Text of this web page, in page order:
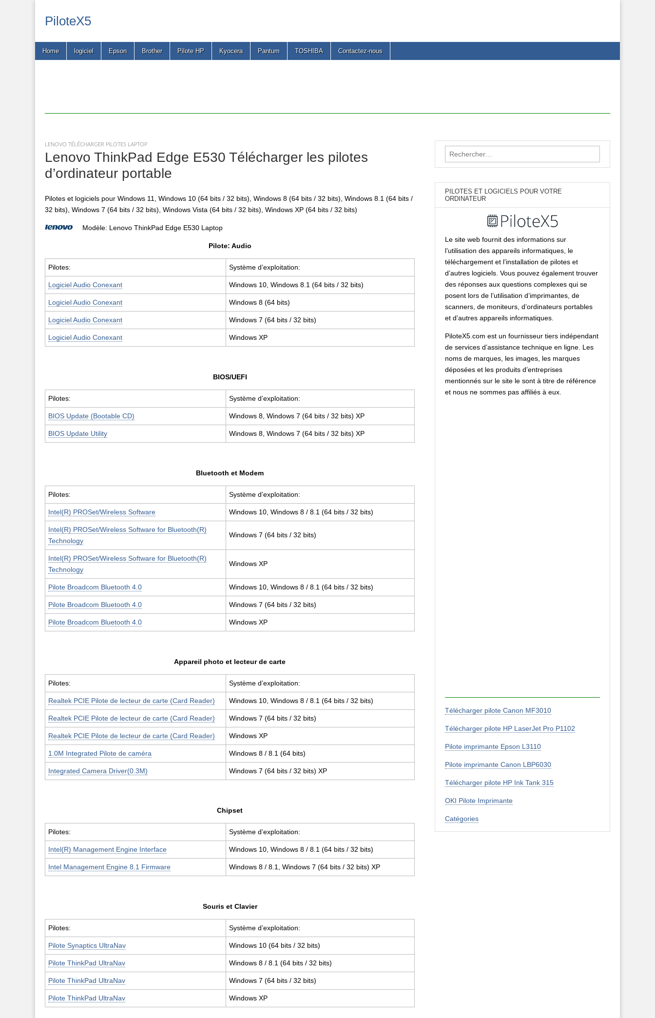
PiloteX5
Main
Skip
Home logiciel Epson Brother Pilote HP Kyocera Pantum TOSHIBA Contactez-nous
LENOVO TÉLÉCHARGER PILOTES LAPTOP
Lenovo ThinkPad Edge E530 Télécharger les pilotes
d’ordinateur portable
Pilotes et logiciels pour Windows 11, Windows 10 (64 bits / 32 bits), Windows 8 (64 bits / 32 bits), Windows 8.1 (64 bits /
32 bits), Windows 7 (64 bits / 32 bits), Windows Vista (64 bits / 32 bits), Windows XP (64 bits / 32 bits)
Modèle: Lenovo ThinkPad Edge E530 Laptop
Pilote: Audio
Pilotes: Système d’exploitation:
Logiciel Audio Conexant Windows 10, Windows 8.1 (64 bits / 32 bits)
Logiciel Audio Conexant Windows 8 (64 bits)
Logiciel Audio Conexant Windows 7 (64 bits / 32 bits)
Logiciel Audio Conexant Windows XP
BIOS/UEFI
Pilotes: Système d’exploitation:
BIOS Update (Bootable CD) Windows 8, Windows 7 (64 bits / 32 bits) XP
BIOS Update Utility Windows 8, Windows 7 (64 bits / 32 bits) XP
Bluetooth et Modem
Pilotes: Système d’exploitation:
Intel(R) PROSet/Wireless Software Windows 10, Windows 8 / 8.1 (64 bits / 32 bits)
Intel(R) PROSet/Wireless Software for Bluetooth(R)
Technology
Windows 7 (64 bits / 32 bits)
Intel(R) PROSet/Wireless Software for Bluetooth(R)
Technology
Windows XP
Pilote Broadcom Bluetooth 4.0 Windows 10, Windows 8 / 8.1 (64 bits / 32 bits)
Pilote Broadcom Bluetooth 4.0 Windows 7 (64 bits / 32 bits)
Pilote Broadcom Bluetooth 4.0 Windows XP
Appareil photo et lecteur de carte
Pilotes: Système d’exploitation:
Realtek PCIE Pilote de lecteur de carte (Card Reader) Windows 10, Windows 8 / 8.1 (64 bits / 32 bits)
Realtek PCIE Pilote de lecteur de carte (Card Reader) Windows 7 (64 bits / 32 bits)
Realtek PCIE Pilote de lecteur de carte (Card Reader) Windows XP
1.0M Integrated Pilote de caméra Windows 8 / 8.1 (64 bits)
Integrated Camera Driver(0.3M) Windows 7 (64 bits / 32 bits) XP
Chipset
Pilotes: Système d’exploitation:
Intel(R) Management Engine Interface Windows 10, Windows 8 / 8.1 (64 bits / 32 bits)
Intel Management Engine 8.1 Firmware Windows 8 / 8.1, Windows 7 (64 bits / 32 bits) XP
Souris et Clavier
Pilotes: Système d’exploitation:
Pilote Synaptics UltraNav Windows 10 (64 bits / 32 bits)
Pilote ThinkPad UltraNav Windows 8 / 8.1 (64 bits / 32 bits)
Pilote ThinkPad UltraNav Windows 7 (64 bits / 32 bits)
Pilote ThinkPad UltraNav Windows XP
Rechercher :
PILOTES ET LOGICIELS POUR VOTRE
ORDINATEUR
Le site web fournit des informations sur
l’utilisation des appareils informatiques, le
téléchargement et l’installation de pilotes et
d’autres logiciels. Vous pouvez également trouver
des réponses aux questions complexes qui se
posent lors de l’utilisation d’imprimantes, de
scanners, de moniteurs, d’ordinateurs portables
et d’autres appareils informatiques.
PiloteX5.com est un fournisseur tiers indépendant
de services d’assistance technique en ligne. Les
noms de marques, les images, les marques
déposées et les produits d’entreprises
mentionnés sur le site le sont à titre de référence
et nous ne sommes pas affiliés à eux.
Télécharger pilote Canon MF3010
Télécharger pilote HP LaserJet Pro P1102
Pilote imprimante Epson L3110
Pilote imprimante Canon LBP6030
Télécharger pilote HP Ink Tank 315
OKI Pilote Imprimante
Catégories